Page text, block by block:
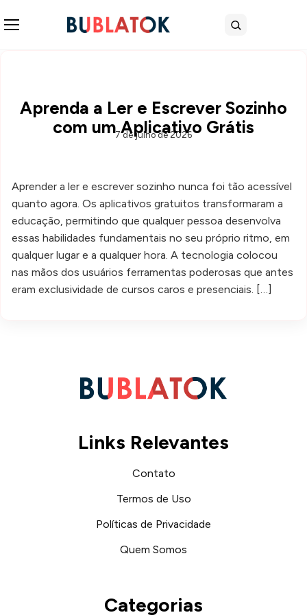
Buscar
Aprenda a Ler e Escrever Sozinho
com um Aplicativo Grátis
7 de julho de 2026
Aprender a ler e escrever sozinho nunca foi tão acessível
quanto agora. Os aplicativos gratuitos transformaram a
educação, permitindo que qualquer pessoa desenvolva
essas habilidades fundamentais no seu próprio ritmo, em
qualquer lugar e a qualquer hora. A tecnologia colocou
nas mãos dos usuários ferramentas poderosas que antes
eram exclusividade de cursos caros e presenciais. […]
Links Relevantes
Contato
Termos de Uso
Políticas de Privacidade
Quem Somos
Categorias